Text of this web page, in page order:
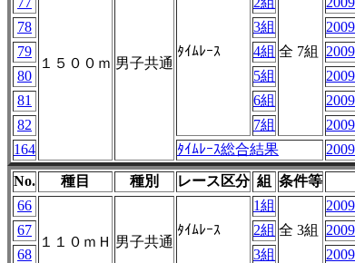
１５００ｍ 男子共通
ﾀｲﾑﾚｰｽ 全 7組
78
3組
79
4組
80
5組
81
6組
82
7組
164
ﾀｲﾑﾚｰｽ総合結果
No. 種目 種別 レース区分 組 条件等
66
１１０ｍＨ 男子共通
ﾀｲﾑﾚｰｽ
1組
全 3組
67
2組
68
3組